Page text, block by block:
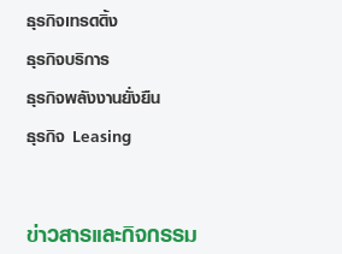
ธุรกิจเทรดดิ้ง
ธุรกิจบริการ
ธุรกิจพลังงานยั่งยืน
ธุรกิจ Leasing
ข่าวสารและกิจกรรม